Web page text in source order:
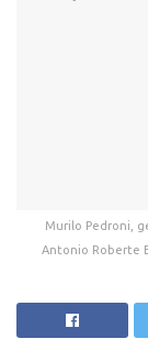
Murilo Pedroni,
Antonio Roberte